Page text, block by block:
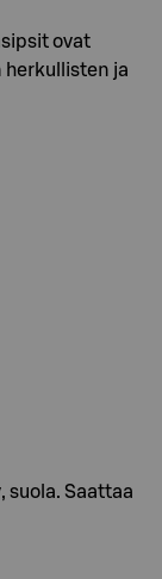
ovat
herkullisten ja
suola. Saattaa